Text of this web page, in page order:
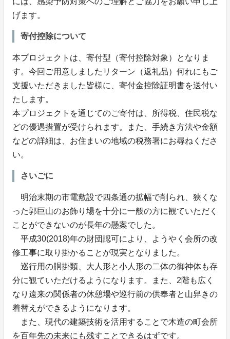
げます。
寄付控除について
本プロジェクトは、寄付型（寄付控除対象）となりま
す。今回ご用意しましたリターン（返礼品）何れにもご
支援いただきました皆様に、寄付金控除証明書を送付い
たします。
本プロジェクトを通じてのご寄付は、所得税、住民税な
どの優遇措置が受けられます。また、手続き方法や金額
などの詳細は、お住まいの地域の税務署にお尋ねくださ
い。
さいごに
明治末期の市電敷設で四条通の拡幅で削られ、狭くな
った郭巨山のお飾り場を十分に一般の方に観ていただく
ことができないのが長年の懸案でした。
平成30(2018)年の財団認可により、ようやく会所の改
修工事に取り掛かることが現実となりました。
巡行用の胴掛類、大人形と小人形の二体の御神体も存
分に観ていただけるようになります。また、2階も広く
なり遠来の関係者の休憩場や巡行前の供奉者と山舁きの
着替えができるようになります。
また、現代の建築技術を活用することで木造の町会所
を百年先の未来にも残すことできるはずです。